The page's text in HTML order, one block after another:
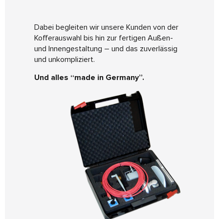
Dabei begleiten wir unsere Kunden von der
Kofferauswahl bis hin zur fertigen Außen-
und Innengestaltung – und das zuverlässig
und unkompliziert.
Und alles “made in Germany”.